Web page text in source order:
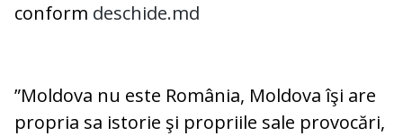
conform deschide.md
”Moldova nu este România, Moldova îşi are
propria sa istorie şi propriile sale provocări,